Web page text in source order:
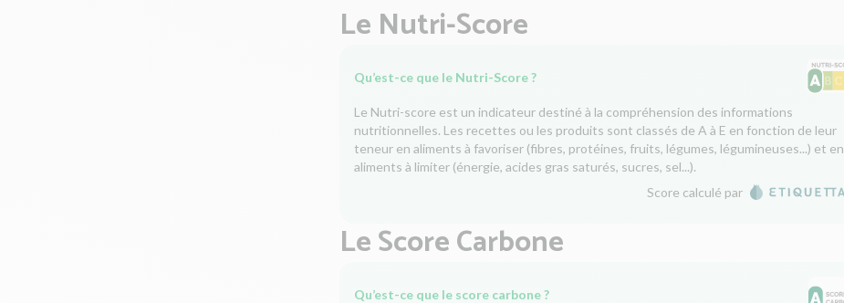
Le Nutri-Score
Qu’est-ce que le Nutri-Score ?
Le Nutri-score est un indicateur destiné à la compréhension des informations
nutritionnelles. Les recettes ou les produits sont classés de A à E en fonction de leur
teneur en aliments à favoriser (fibres, protéines, fruits, légumes, légumineuses...) et en
aliments à limiter (énergie, acides gras saturés, sucres, sel...).
Score calculé par
Le Score Carbone
Qu’est-ce que le score carbone ?